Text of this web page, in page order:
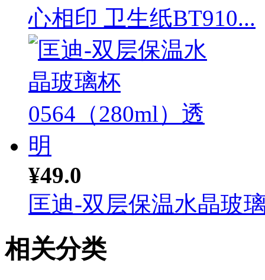
心相印 卫生纸BT910...
¥49.0
匡迪-双层保温水晶玻
相关分类